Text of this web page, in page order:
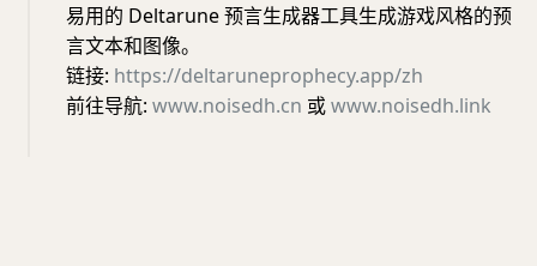
易用的 Deltarune 预言生成器工具生成游戏风格的预
言文本和图像。
链接: https://deltaruneprophecy.app/zh
前往导航: www.noisedh.cn 或www.noisedh.link